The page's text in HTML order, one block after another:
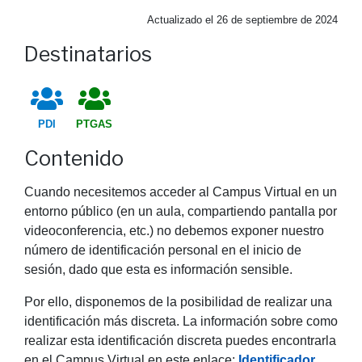
Actualizado el 26 de septiembre de 2024
Destinatarios
PDI PTGAS
Contenido
Cuando necesitemos acceder al Campus Virtual en un
entorno público (en un aula, compartiendo pantalla por
videoconferencia, etc.) no debemos exponer nuestro
número de identificación personal en el inicio de
sesión, dado que esta es información sensible.
Por ello, disponemos de la posibilidad de realizar una
identificación más discreta. La información sobre como
realizar esta identificación discreta puedes encontrarla